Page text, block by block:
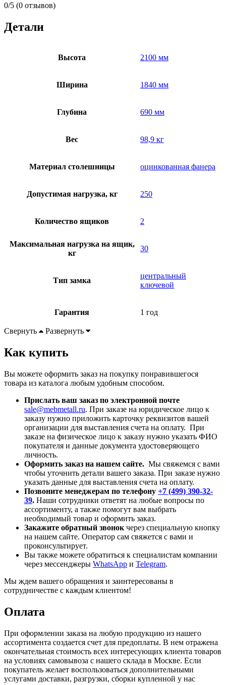
0/5 (0 отзывов)
Детали
Высота 2100 мм
Ширина 1840 мм
Глубина 690 мм
Вес 98,9 кг
Материал столешницы оцинкованная фанера
Допустимая нагрузка, кг 250
Количество ящиков 2
Максимальная нагрузка на ящик,
кг
30
Тип замка
центральный
ключевой
Гарантия 1 год
Свернуть Развернуть
Как купить
Вы можете оформить заказ на покупку понравившегося
товара из каталога любым удобным способом.
Прислать ваш заказ по электронной почте
sale@mebmetall.ru. При заказе на юридическое лицо к
заказу нужно приложить карточку реквизитов вашей
организации для выставления счета на оплату. При
заказе на физическое лицо к заказу нужно указать ФИО
покупателя и данные документа удостоверяющего
личность.
Оформить заказ на нашем сайте. Мы свяжемся с вами
чтобы уточнить детали вашего заказа. При заказе нужно
указать данные для выставления счета на оплату.
Позвоните менеджерам по телефону +7 (499) 390-32-
39. Наши сотрудники ответят на любые вопросы по
ассортименту, а также помогут вам выбрать
необходимый товар и оформить заказ.
Закажите обратный звонок через специальную кнопку
на нашем сайте. Оператор сам свяжется с вами и
проконсультирует.
Вы также можете обратиться к специалистам компании
через мессенджеры WhatsApp и Telegram.
Мы ждем вашего обращения и заинтересованы в
сотрудничестве с каждым клиентом!
Оплата
При оформлении заказа на любую продукцию из нашего
ассортимента создается счет для предоплаты. В нем отражена
окончательная стоимость всех интересующих клиента товаров
на условиях самовывоза с нашего склада в Москве. Если
покупатель желает воспользоваться дополнительными
услугами доставки, разгрузки, сборки купленной у нас